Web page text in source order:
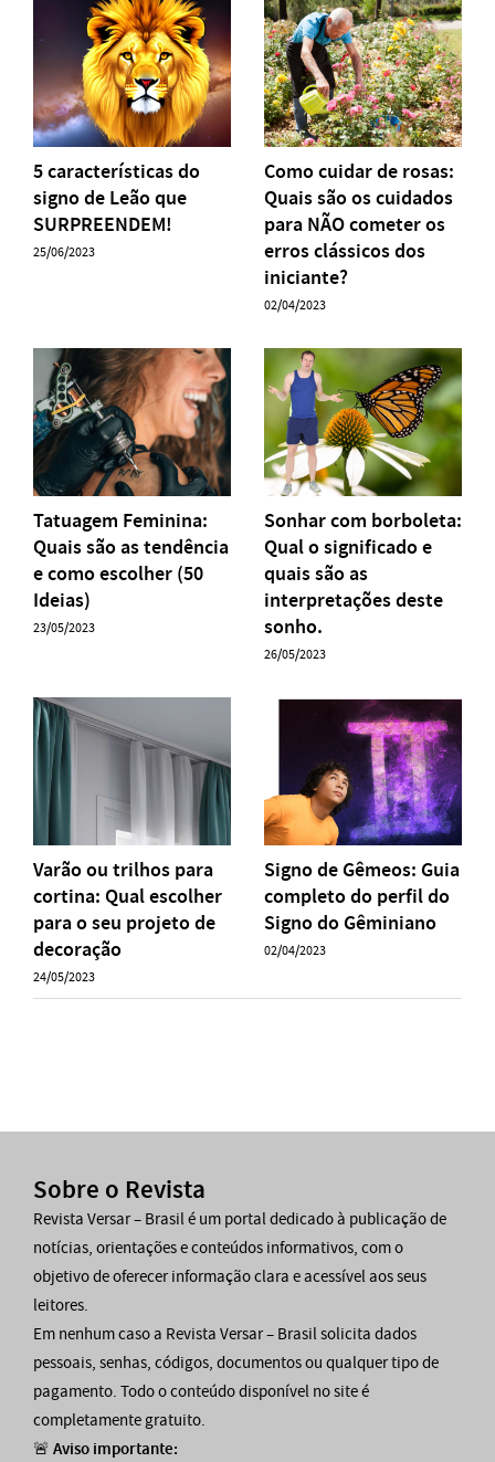
5 características do
signo de Leão que
SURPREENDEM!
25/06/2023
Como cuidar de rosas:
Quais são os cuidados
para NÃO cometer os
erros clássicos dos
iniciante?
02/04/2023
Tatuagem Feminina:
Quais são as tendência
e como escolher (50
Ideias)
23/05/2023
Sonhar com borboleta:
Qual o significado e
quais são as
interpretações deste
sonho.
26/05/2023
Varão ou trilhos para
cortina: Qual escolher
para o seu projeto de
decoração
24/05/2023
Signo de Gêmeos: Guia
completo do perfil do
Signo do Gêminiano
02/04/2023
Sobre o Revista
Revista Versar – Brasil é um portal dedicado à publicação de
notícias, orientações e conteúdos informativos, com o
objetivo de oferecer informação clara e acessível aos seus
leitores.
Em nenhum caso a Revista Versar – Brasil solicita dados
pessoais, senhas, códigos, documentos ou qualquer tipo de
pagamento. Todo o conteúdo disponível no site é
completamente gratuito.
🚨 Aviso importante: